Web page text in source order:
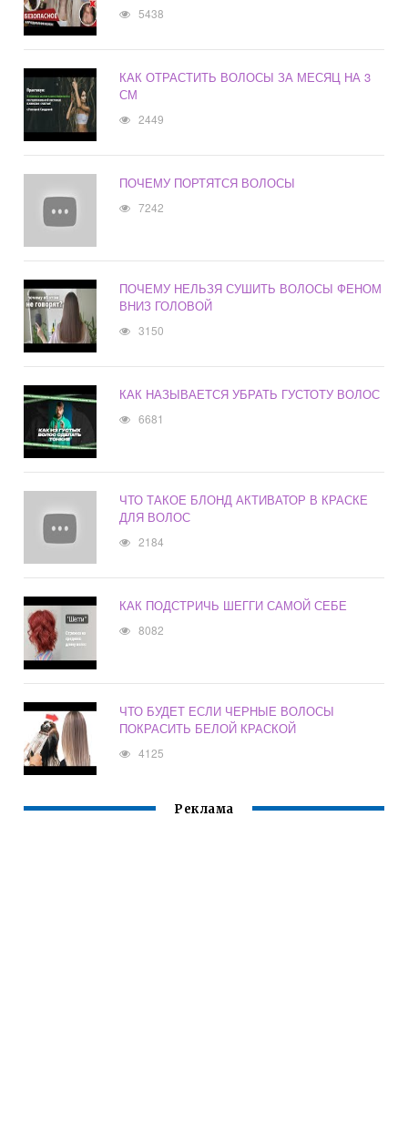
5438
КАК ОТРАСТИТЬ ВОЛОСЫ ЗА МЕСЯЦ НА 3
СМ
2449
ПОЧЕМУ ПОРТЯТСЯ ВОЛОСЫ
7242
ПОЧЕМУ НЕЛЬЗЯ СУШИТЬ ВОЛОСЫ ФЕНОМ
ВНИЗ ГОЛОВОЙ
3150
КАК НАЗЫВАЕТСЯ УБРАТЬ ГУСТОТУ ВОЛОС
6681
ЧТО ТАКОЕ БЛОНД АКТИВАТОР В КРАСКЕ
ДЛЯ ВОЛОС
2184
КАК ПОДСТРИЧЬ ШЕГГИ САМОЙ СЕБЕ
8082
ЧТО БУДЕТ ЕСЛИ ЧЕРНЫЕ ВОЛОСЫ
ПОКРАСИТЬ БЕЛОЙ КРАСКОЙ
4125
Реклама